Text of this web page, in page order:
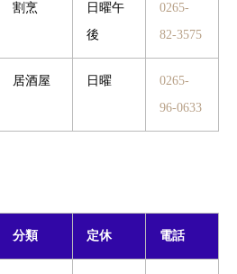
割烹
日曜午
後
0265-
82-3575
居酒屋 日曜
0265-
96-0633
分類 定休 電話